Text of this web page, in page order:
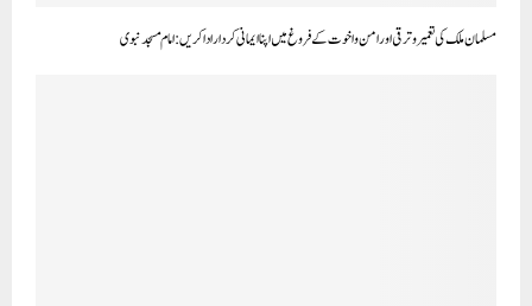
مسلمان ملک کی تعمیر وترقی اور امن و اخوت کے فروغ میں اپنا ایمانی کردار اداکریں:امام مسجد نبوی